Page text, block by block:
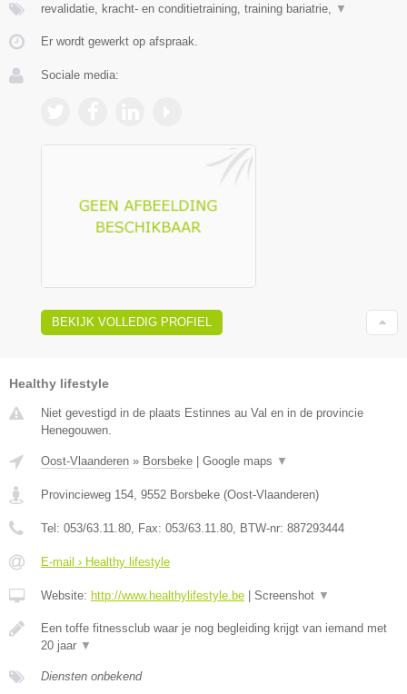
revalidatie, kracht- en conditietraining, training bariatrie, ▼
Er wordt gewerkt op afspraak.
Sociale media:
BEKIJK VOLLEDIG PROFIEL
Healthy lifestyle
Niet gevestigd in de plaats Estinnes au Val en in de provincie
Henegouwen.
Oost-Vlaanderen » Borsbeke Google maps ▼
Provincieweg 154, 9552 Borsbeke (Oost-Vlaanderen)
Tel: 053/63.11.80, Fax: 053/63.11.80, BTW-nr: 887293444
E-mail › Healthy lifestyle
Website: http://www.healthylifestyle.be Screenshot ▼
Een toffe fitnessclub waar je nog begleiding krijgt van iemand met
20 jaar ▼
Diensten onbekend